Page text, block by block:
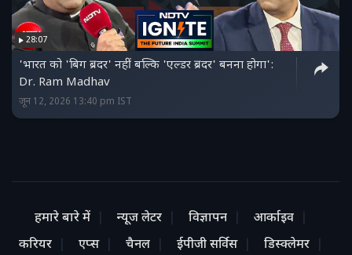
28:07
'भारत को 'बिग ब्रदर' नहीं बल्कि 'एल्डर ब्रदर' बनना होगा':
Dr. Ram Madhav
जून 12, 2026 13:40 pm IST
हमारे बारे में न्यूज लेटर विज्ञापन
आर्काइव
करियर
एप्स चैनल ईपीजी सर्विस डिस्क्लेमर